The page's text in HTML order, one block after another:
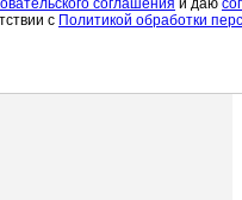
соглашения и даю
с Политикой обработки